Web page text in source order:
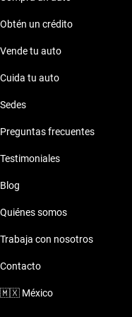
Obtén un crédito
Vende tu auto
Cuida tu auto
Sedes
Preguntas frecuentes
Testimoniales
Blog
Quiénes somos
Trabaja con nosotros
Contacto
🇲🇽 México